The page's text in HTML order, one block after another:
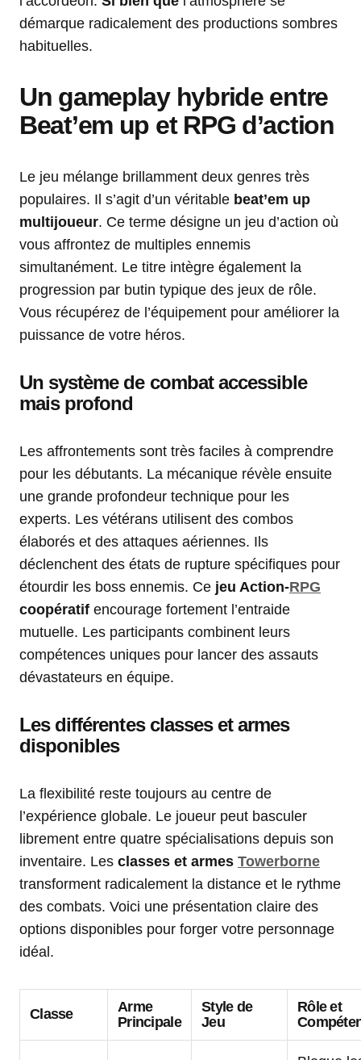
démarque radicalement des productions sombres
habituelles.
Un gameplay hybride entre
Beat’em up et RPG d’action
Le jeu mélange brillamment deux genres très
populaires. Il s’agit d’un véritable beat’em up
multijoueur. Ce terme désigne un jeu d’action où
vous affrontez de multiples ennemis
simultanément. Le titre intègre également la
progression par butin typique des jeux de rôle.
Vous récupérez de l’équipement pour améliorer la
puissance de votre héros.
Un système de combat accessible
mais profond
Les affrontements sont très faciles à comprendre
pour les débutants. La mécanique révèle ensuite
une grande profondeur technique pour les
experts. Les vétérans utilisent des combos
élaborés et des attaques aériennes. Ils
déclenchent des états de rupture spécifiques pour
étourdir les boss ennemis. Ce jeu Action-RPG
coopératif encourage fortement l’entraide
mutuelle. Les participants combinent leurs
compétences uniques pour lancer des assauts
dévastateurs en équipe.
Les différentes classes et armes
disponibles
La flexibilité reste toujours au centre de
l’expérience globale. Le joueur peut basculer
librement entre quatre spécialisations depuis son
inventaire. Les classes et armes Towerborne
transforment radicalement la distance et le rythme
des combats. Voici une présentation claire des
options disponibles pour forger votre personnage
idéal.
Classe
Arme
Principale
Style de
Jeu
Rôle et